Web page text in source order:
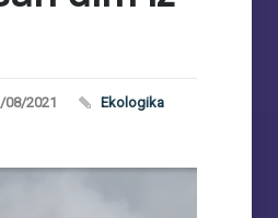
08/2021
Ekologika